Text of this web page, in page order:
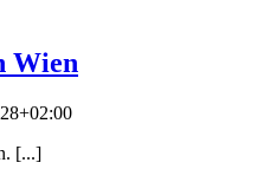
Wien
[...]